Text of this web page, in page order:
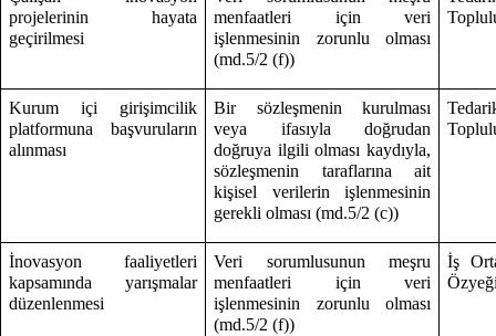
projelerinin hayata
geçirilmesi
menfaatleri için veri
işlenmesinin zorunlu olması
(md.5/2 (f))
Kurum içi girişimcilik
platformuna başvuruların
alınması
Bir sözleşmenin kurulması
veya ifasıyla doğrudan
doğruya ilgili olması kaydıyla,
sözleşmenin taraflarına ait
kişisel verilerin işlenmesinin
gerekli olması (md.5/2 (c))
İnovasyon faaliyetleri
kapsamında yarışmalar
düzenlenmesi
Veri sorumlusunun meşru
menfaatleri için veri
işlenmesinin zorunlu olması
(md.5/2 (f))
İş